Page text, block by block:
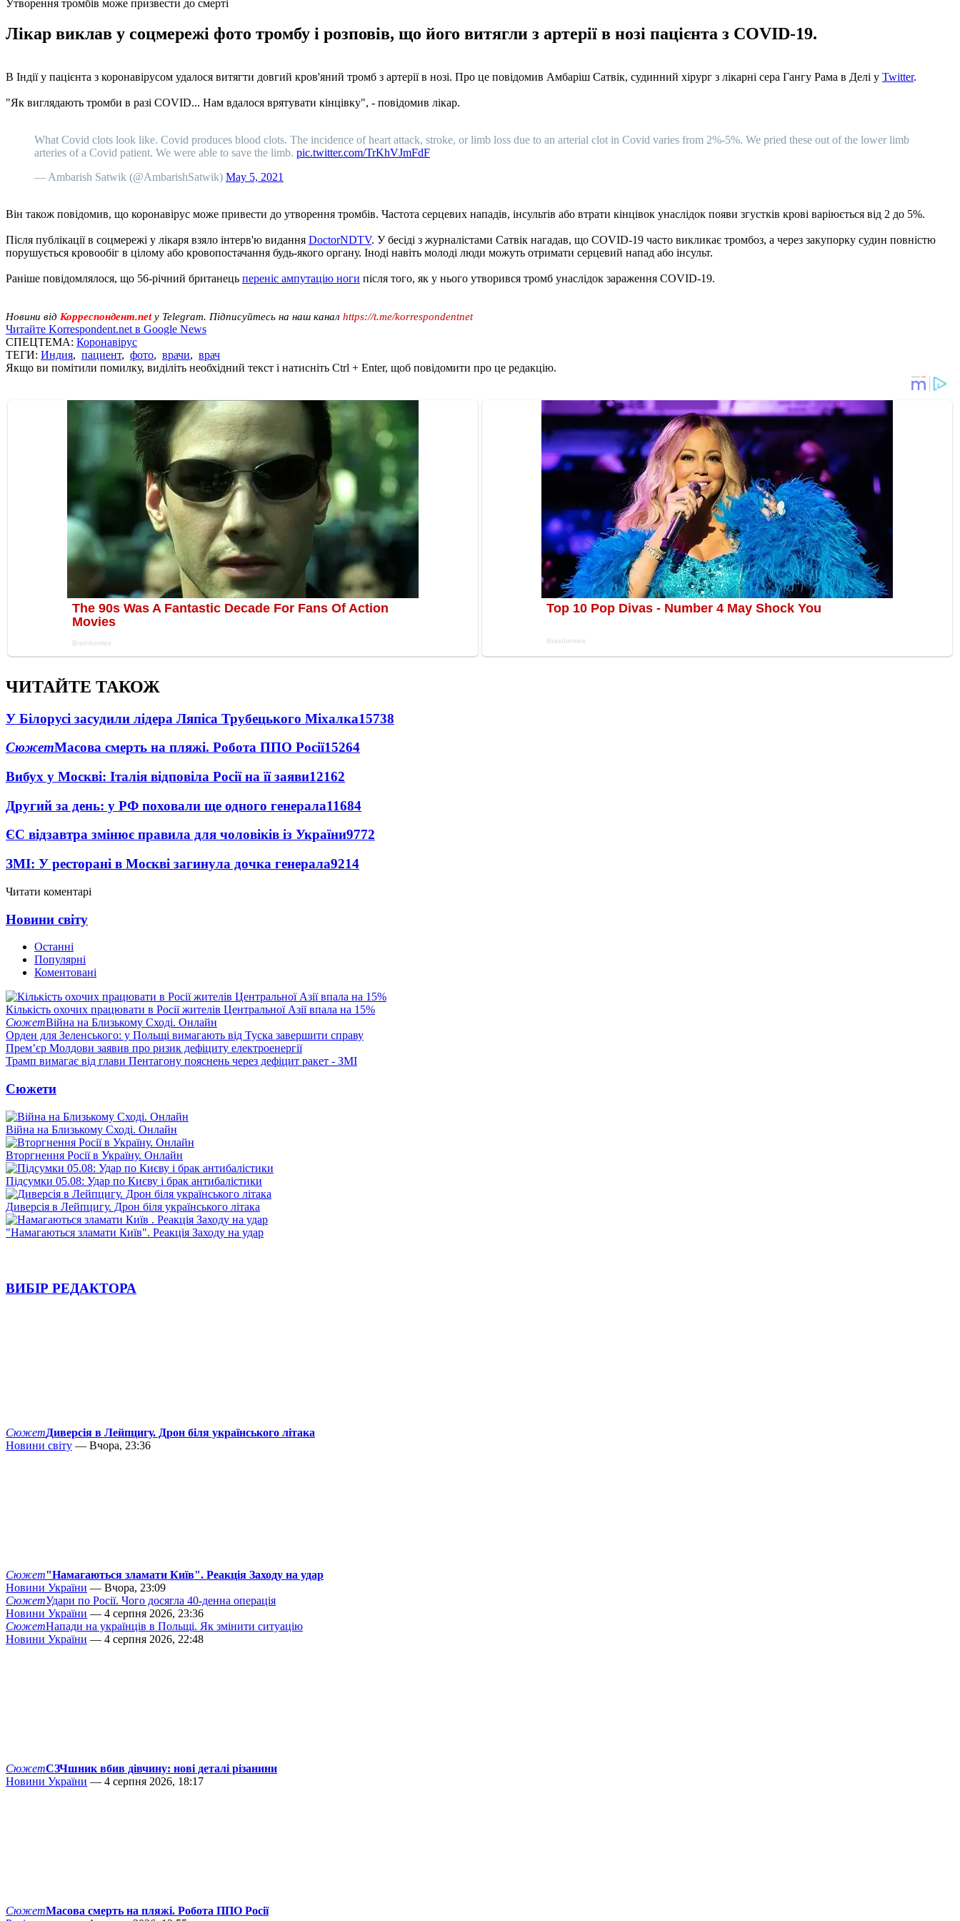
Утворення тромбів може призвести до смерті
Лікар виклав у соцмережі фото тромбу і розповів, що його витягли з артерії в нозі пацієнта з COVID-19.
В Індії у пацієнта з коронавірусом удалося витягти довгий кров'яний тромб з артерії в нозі. Про це повідомив Амбаріш Сатвік, судинний хірург з лікарні сера Гангу Рама в Делі у Twitter.
"Як виглядають тромби в разі COVID... Нам вдалося врятувати кінцівку", - повідомив лікар.
What Covid clots look like. Covid produces blood clots. The incidence of heart attack, stroke, or limb loss due to an arterial clot in Covid varies from 2%-5%. We pried these out of the lower limb
arteries of a Covid patient. We were able to save the limb. pic.twitter.com/TrKhVJmFdF
— Ambarish Satwik (@AmbarishSatwik) May 5, 2021
Він також повідомив, що коронавірус може привести до утворення тромбів. Частота серцевих нападів, інсультів або втрати кінцівок унаслідок появи згустків крові варіюється від 2 до 5%.
Після публікації в соцмережі у лікаря взяло інтерв'ю видання DoctorNDTV. У бесіді з журналістами Сатвік нагадав, що COVID-19 часто викликає тромбоз, а через закупорку судин повністю
порушується кровообіг в цілому або кровопостачання будь-якого органу. Іноді навіть молоді люди можуть отримати серцевий напад або інсульт.
Раніше повідомлялося, що 56-річний британець переніс ампутацію ноги після того, як у нього утворився тромб унаслідок зараження COVID-19.
Новини від Корреспондент.netу Telegram. Підписуйтесь на наш канал https://t.me/korrespondentnet
Читайте Korrespondent.net в Google News
СПЕЦТЕМА: Коронавірус
ТЕГИ: Индия, пациент, фото, врачи, врач
Якщо ви помітили помилку, виділіть необхідний текст і натисніть Ctrl + Enter, щоб повідомити про це редакцію.
ЧИТАЙТЕ ТАКОЖ
У Білорусі засудили лідера Ляпіса Трубецького Міхалка15738
СюжетМасова смерть на пляжі. Робота ППО Росії15264
Вибух у Москві: Італія відповіла Росії на її заяви12162
Другий за день: у РФ поховали ще одного генерала11684
ЄС відзавтра змінює правила для чоловіків із України9772
ЗМІ: У ресторані в Москві загинула дочка генерала9214
Читати коментарі
Новини світу
Останні
Популярні
Коментовані
Кількість охочих працювати в Росії жителів Центральної Азії впала на 15%
СюжетВійна на Близькому Сході. Онлайн
Орден для Зеленського: у Польщі вимагають від Туска завершити справу
Прем’єр Молдови заявив про ризик дефіциту електроенергії
Трамп вимагає від глави Пентагону пояснень через дефіцит ракет - ЗМІ
Сюжети
Війна на Близькому Сході. Онлайн
Вторгнення Росії в Україну. Онлайн
Підсумки 05.08: Удар по Києву і брак антибалістики
Диверсія в Лейпцигу. Дрон біля українського літака
"Намагаються зламати Київ". Реакція Заходу на удар
ВИБІР РЕДАКТОРА
СюжетДиверсія в Лейпцигу. Дрон біля українського літака
Новини світу — Вчора, 23:36
Сюжет"Намагаються зламати Київ". Реакція Заходу на удар
Новини України — Вчора, 23:09
СюжетУдари по Росії. Чого досягла 40-денна операція
Новини України — 4 серпня 2026, 23:36
СюжетНапади на українців в Польщі. Як змінити ситуацію
Новини України — 4 серпня 2026, 22:48
СюжетСЗЧшник вбив дівчину: нові деталі різанини
Новини України — 4 серпня 2026, 18:17
СюжетМасова смерть на пляжі. Робота ППО Росії